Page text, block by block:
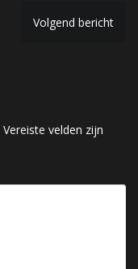
Volgend bericht
Vereiste velden zijn